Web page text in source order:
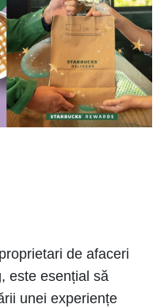
de afaceri
este esențial să
unei experiențe